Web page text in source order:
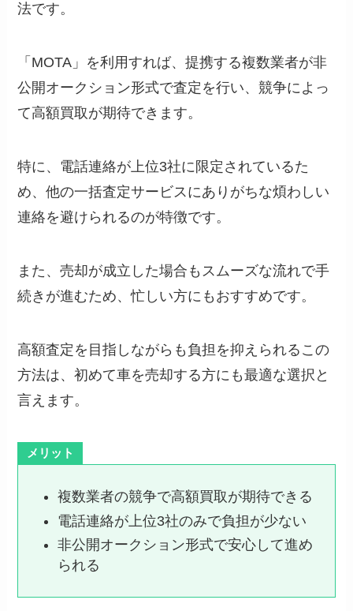
法です。
「MOTA」を利用すれば、提携する複数業者が非
公開オークション形式で査定を行い、競争によっ
て高額買取が期待できます。
特に、電話連絡が上位3社に限定されているた
め、他の一括査定サービスにありがちな煩わしい
連絡を避けられるのが特徴です。
また、売却が成立した場合もスムーズな流れで手
続きが進むため、忙しい方にもおすすめです。
高額査定を目指しながらも負担を抑えられるこの
方法は、初めて車を売却する方にも最適な選択と
言えます。
メリット
複数業者の競争で高額買取が期待できる
電話連絡が上位3社のみで負担が少ない
非公開オークション形式で安心して進め
られる